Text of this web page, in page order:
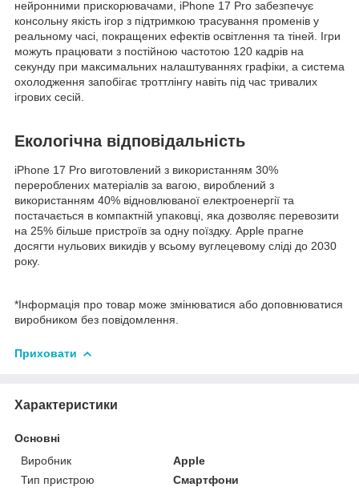
нейронними прискорювачами, iPhone 17 Pro забезпечує
консольну якість ігор з підтримкою трасування променів у
реальному часі, покращених ефектів освітлення та тіней. Ігри
можуть працювати з постійною частотою 120 кадрів на
секунду при максимальних налаштуваннях графіки, а система
охолодження запобігає троттлінгу навіть під час тривалих
ігрових сесій.
Екологічна відповідальність
iPhone 17 Pro виготовлений з використанням 30%
перероблених матеріалів за вагою, вироблений з
використанням 40% відновлюваної електроенергії та
постачається в компактній упаковці, яка дозволяє перевозити
на 25% більше пристроїв за одну поїздку. Apple прагне
досягти нульових викидів у всьому вуглецевому сліді до 2030
року.
*Інформація про товар може змінюватися або доповнюватися
виробником без повідомлення.
Приховати
Характеристики
Основні
Виробник
Apple
Тип пристрою
Смартфони